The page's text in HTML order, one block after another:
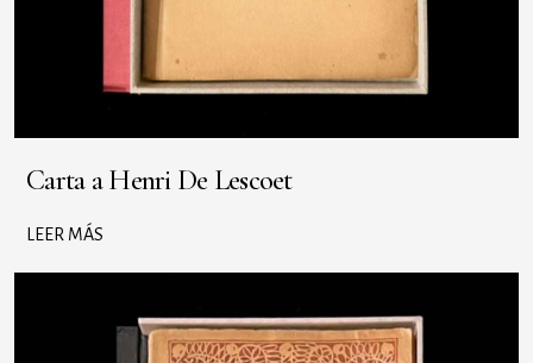
Carta a Henri De Lescoet
LEER MÁS